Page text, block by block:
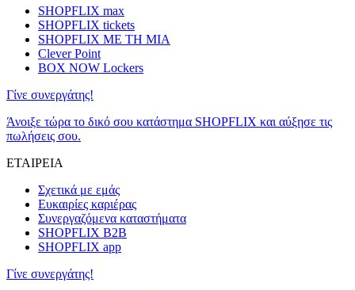
SHOPFLIX max
SHOPFLIX tickets
SHOPFLIX ΜΕ ΤΗ ΜΙΑ
Clever Point
BOX NOW Lockers
Γίνε συνεργάτης!
Άνοιξε τώρα το δικό σου κατάστημα SHOPFLIX και αύξησε τις
πωλήσεις σου.
ΕΤΑΙΡΕΙΑ
Σχετικά με εμάς
Ευκαιρίες καριέρας
Συνεργαζόμενα καταστήματα
SHOPFLIX B2B
SHOPFLIX app
Γίνε συνεργάτης!